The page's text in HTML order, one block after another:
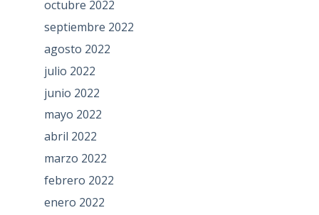
octubre 2022
septiembre 2022
agosto 2022
julio 2022
junio 2022
mayo 2022
abril 2022
marzo 2022
febrero 2022
enero 2022